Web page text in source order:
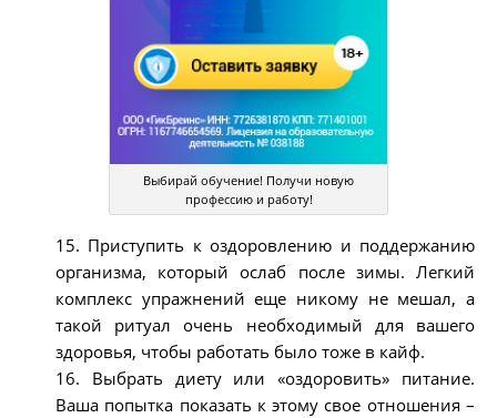
Выбирай обучение! Получи новую
профессию и работу!
15. Приступить к оздоровлению и поддержанию
организма, который ослаб после зимы. Легкий
комплекс упражнений еще никому не мешал, а
такой ритуал очень необходимый для вашего
здоровья, чтобы работать было тоже в кайф.
16. Выбрать диету или «оздоровить» питание.
Ваша попытка показать к этому свое отношения –